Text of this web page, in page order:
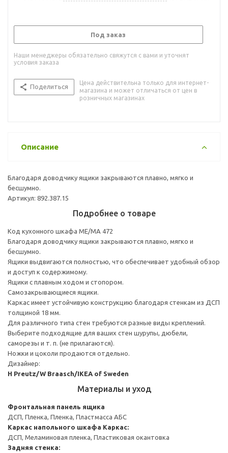
Под заказ
Наши менеджеры обязательно свяжутся с вами и уточнят
условия заказа
Поделиться
Цена действительна только для интернет-
магазина и может отличаться от цен в
розничных магазинах
Описание
Благодаря доводчику ящики закрываются плавно, мягко и
бесшумно.
Артикул: 892.387.15
Подробнее о товаре
Код кухонного шкафа ME/MA 472
Благодаря доводчику ящики закрываются плавно, мягко и
бесшумно.
Ящики выдвигаются полностью, что обеспечивает удобный обзор
и доступ к содержимому.
Ящики с плавным ходом и стопором.
Самозакрывающиеся ящики.
Каркас имеет устойчивую конструкцию благодаря стенкам из ДСП
толщиной 18 мм.
Для различного типа стен требуются разные виды креплений.
Выберите подходящие для ваших стен шурупы, дюбели,
саморезы и т. п. (не прилагаются).
Ножки и цоколи продаются отдельно.
Дизайнер:
H Preutz/W Braasch/IKEA of Sweden
Материалы и уход
Фронтальная панель ящика
ДСП, Пленка, Пленка, Пластмасса АБС
Каркас напольного шкафа Каркас:
ДСП, Меламиновая пленка, Пластиковая окантовка
Задняя стенка: